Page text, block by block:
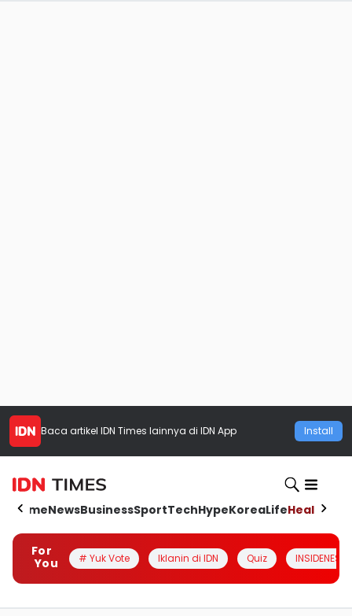
Baca artikel IDN Times lainnya di IDN App Install
HomeNewsBusinessSportTechHypeKoreaLifeHealth
For
You
# Yuk Vote Iklanin di IDN Quiz INSIDENESIA